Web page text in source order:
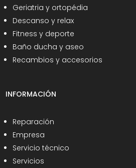
Geriatria y ortopédia
Descanso y relax
Fitness y deporte
Baño ducha y aseo
Recambios y accesorios
INFORMACIÓN
Reparación
Empresa
Servicio técnico
Servicios